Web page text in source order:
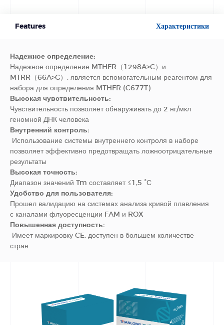
Features Характеристики
Надежное определение:
Надежное определение MTHFR（1298A>C）и
MTRR（66A>G）, является вспомогательным реагентом для
набора для определения MTHFR (C677T)
Высокая чувствительность:
Чувствительность позволяет обнаруживать до 2 нг/мкл
геномной ДНК человека
Внутренний контроль:
Использование системы внутреннего контроля в наборе
позволяет эффективно предотвращать ложноотрицательные
результаты
Высокая точность:
Диапазон значений Tm составляет ≤1,5 °С
Удобство для пользователя:
Прошел валидацию на системах анализа кривой плавления
с каналами флуоресценции FAM и ROX
Повышенная доступность:
Имеет маркировку CE, доступен в большем количестве
стран